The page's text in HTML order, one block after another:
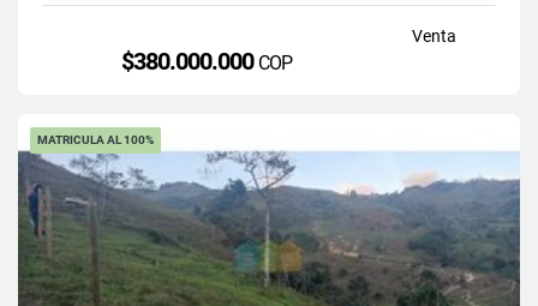
Venta
$380.000.000 COP
MATRICULA AL 100%